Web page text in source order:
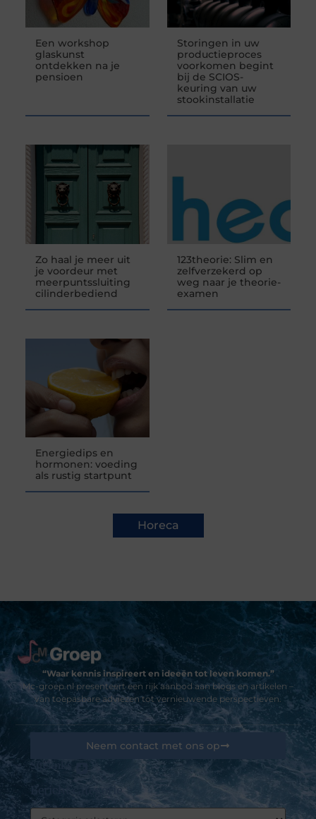
Een workshop
glaskunst
ontdekken na je
pensioen
Storingen in uw
productieproces
voorkomen begint
bij de SCIOS-
keuring van uw
stookinstallatie
Zo haal je meer uit
je voordeur met
meerpuntssluiting
cilinderbediend
123theorie: Slim en
zelfverzekerd op
weg naar je theorie-
examen
Energiedips en
hormonen: voeding
als rustig startpunt
Horeca
“Waar kennis inspireert en ideeën tot leven komen.”
Mc-groep.nl presenteert een rijk aanbod aan blogs en artikelen –
van toepasbare adviezen tot vernieuwende perspectieven.
Sitelinks
Bericht categorie
Neem contact met ons op